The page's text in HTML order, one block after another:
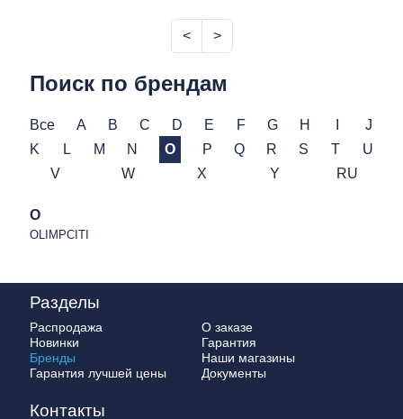
< >
Поиск по брендам
Все A B C D E F G H
J
K
L M N O P Q R S T
U
V
W X Y RU
O
OLIMPCITI
Разделы
Распродажа
Новинки
Бренды
Гарантия лучшей цены
О заказе
Гарантия
Наши магазины
Документы
Контакты